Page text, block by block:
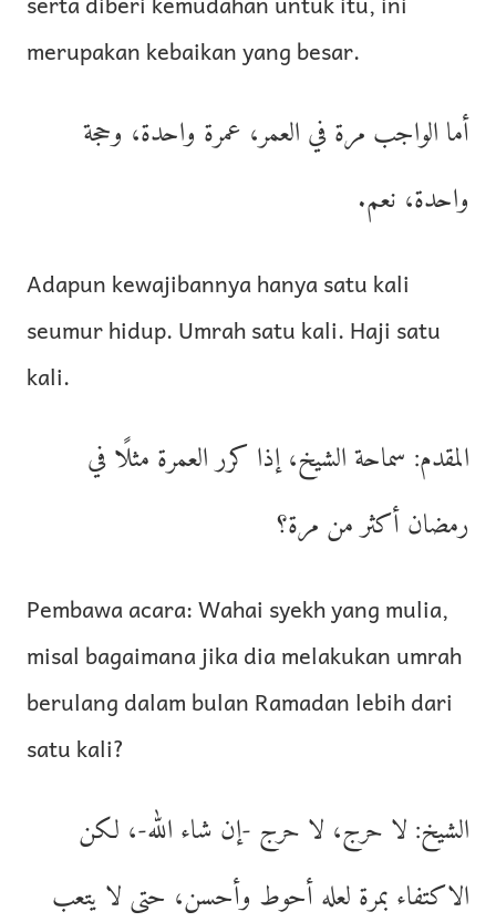
merupakan kebaikan yang besar.
أما الواجب مرة في العمر، عمرة واحدة، وحجة
واحدة، نعم.
Adapun kewajibannya hanya satu kali
seumur hidup. Umrah satu kali. Haji satu
kali.
المقدم: سماحة الشيخ، إذا كرر العمرة مثلًا في
رمضان أكثر من مرة؟
Pembawa acara: Wahai syekh yang mulia,
misal bagaimana jika dia melakukan umrah
berulang dalam bulan Ramadan lebih dari
satu kali?
الشيخ: لا حرج، لا حرج -إن شاء الله-، لكن
الاكتفاء بمرة لعله أحوط وأحسن، حتى لا يتعب